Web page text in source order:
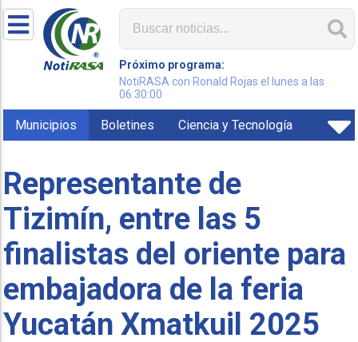
Próximo programa:
NotiRASA con Ronald Rojas el lunes a las
06:30:00
Municipios Boletines Ciencia y Tecnología
Representante de
Tizimín, entre las 5
finalistas del oriente para
embajadora de la feria
Yucatán Xmatkuil 2025